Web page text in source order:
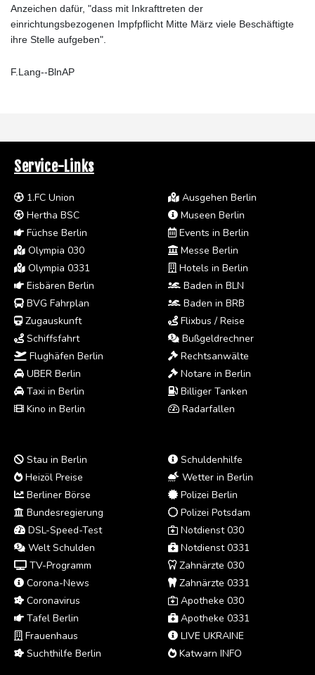
Anzeichen dafür, "dass mit Inkrafttreten der
einrichtungsbezogenen Impfpflicht Mitte März viele Beschäftigte
ihre Stelle aufgeben".
F.Lang--BlnAP
Service-Links
1.FC Union
Hertha BSC
Füchse Berlin
Olympia 030
Olympia 0331
Eisbären Berlin
BVG Fahrplan
Zugauskunft
Schiffsfahrt
Flughäfen Berlin
UBER Berlin
Taxi in Berlin
Kino in Berlin
Ausgehen Berlin
Museen Berlin
Events in Berlin
Messe Berlin
Hotels in Berlin
Baden in BLN
Baden in BRB
Flixbus / Reise
Bußgeldrechner
Rechtsanwälte
Notare in Berlin
Billiger Tanken
Radarfallen
Stau in Berlin
Heizöl Preise
Berliner Börse
Bundesregierung
DSL-Speed-Test
Welt Schulden
TV-Programm
Corona-News
Coronavirus
Tafel Berlin
Frauenhaus
Suchthilfe Berlin
Schuldenhilfe
Wetter in Berlin
Polizei Berlin
Polizei Potsdam
Notdienst 030
Notdienst 0331
Zahnärzte 030
Zahnärzte 0331
Apotheke 030
Apotheke 0331
LIVE UKRAINE
Katwarn INFO